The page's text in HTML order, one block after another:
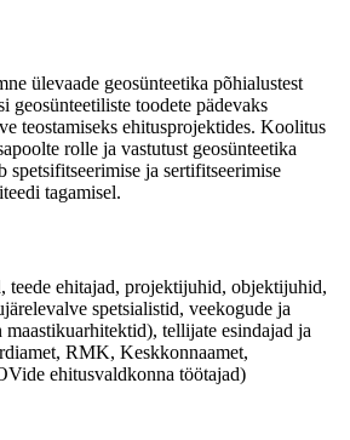
ülevaade geosünteetika põhialustest
geosünteetiliste toodete pädevaks
teostamiseks ehitusprojektides. Koolitus
rolle ja vastutust geosünteetika
spetsifitseerimise ja sertifitseerimise
tagamisel.
teede ehitajad, projektijuhid, objektijuhid,
spetsialistid, veekogude ja
tellijate esindajad ja
RMK, Keskkonnaamet,
ehitusvaldkonna töötajad)